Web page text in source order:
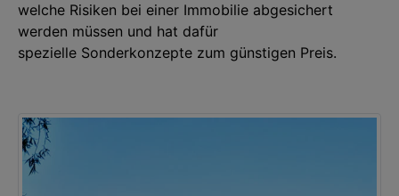
welche Risiken bei einer Immobilie abgesichert
werden müssen und hat dafür
spezielle Sonderkonzepte zum günstigen Preis.